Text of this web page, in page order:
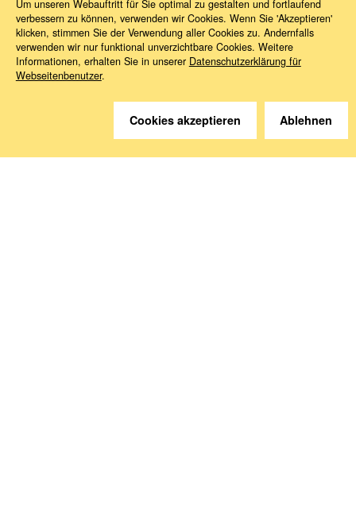
Sie haben Fragen?
Wir helfen gerne weiter.
Um unseren Webauftritt für Sie optimal zu gestalten und fortlaufend
verbessern zu können, verwenden wir Cookies. Wenn Sie 'Akzeptieren'
klicken, stimmen Sie der Verwendung aller Cookies zu. Andernfalls
verwenden wir nur funktional unverzichtbare Cookies. Weitere
Informationen, erhalten Sie in unserer Datenschutzerklärung für
Webseitenbenutzer.
Cookies akzeptieren Ablehnen